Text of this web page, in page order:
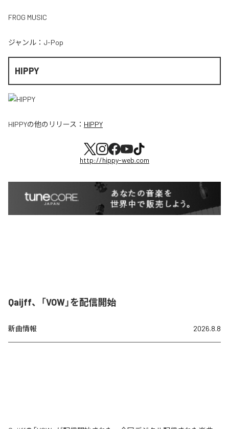
FROG MUSIC
ジャンル： J-Pop
HIPPY
HIPPYの他のリリース： HIPPY
http://hippy-web.com
Qaijff、「VOW」を配信開始
新曲情報 2026.8.8